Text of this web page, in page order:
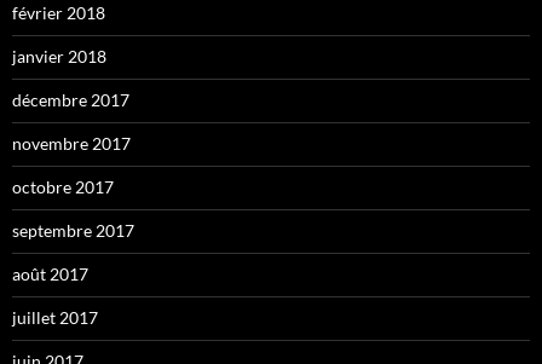
février 2018
janvier 2018
décembre 2017
novembre 2017
octobre 2017
septembre 2017
août 2017
juillet 2017